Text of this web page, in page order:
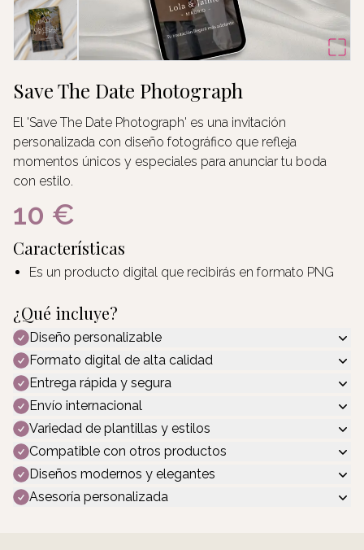
Save The Date Photograph
El 'Save The Date Photograph' es una invitación
personalizada con diseño fotográfico que refleja
momentos únicos y especiales para anunciar tu boda
con estilo.
10 €
Características
Es un producto digital que recibirás en formato PNG
¿Qué incluye?
Diseño personalizable
Formato digital de alta calidad
Entrega rápida y segura
Envío internacional
Variedad de plantillas y estilos
Compatible con otros productos
Diseños modernos y elegantes
Asesoría personalizada